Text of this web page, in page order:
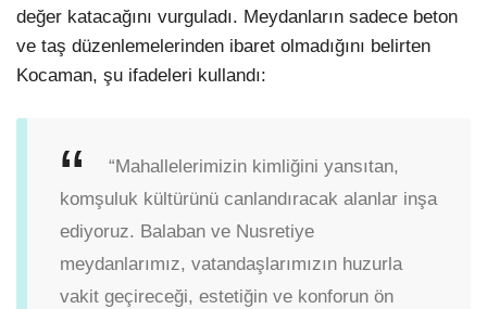
değer katacağını vurguladı. Meydanların sadece beton
ve taş düzenlemelerinden ibaret olmadığını belirten
Kocaman, şu ifadeleri kullandı:
“Mahallelerimizin kimliğini yansıtan,
komşuluk kültürünü canlandıracak alanlar inşa
ediyoruz. Balaban ve Nusretiye
meydanlarımız, vatandaşlarımızın huzurla
vakit geçireceği, estetiğin ve konforun ön